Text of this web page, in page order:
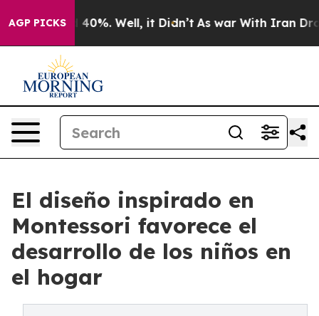
AGP PICKS40%. Well, it Didn’t As war With Iran Drove
El diseño inspirado en
Montessori favorece el
desarrollo de los niños en
el hogar